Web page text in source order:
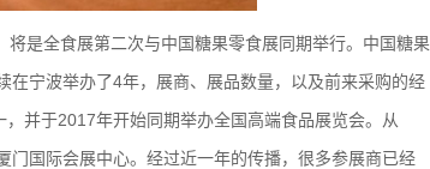
是全食展第二次与中国糖果零食展同期举行。中国糖果
宁波举办了4年，展商、展品数量，以及前来采购的经
并于2017年开始同期举办全国高端食品展览会。从
国际会展中心。经过近一年的传播，很多参展商已经